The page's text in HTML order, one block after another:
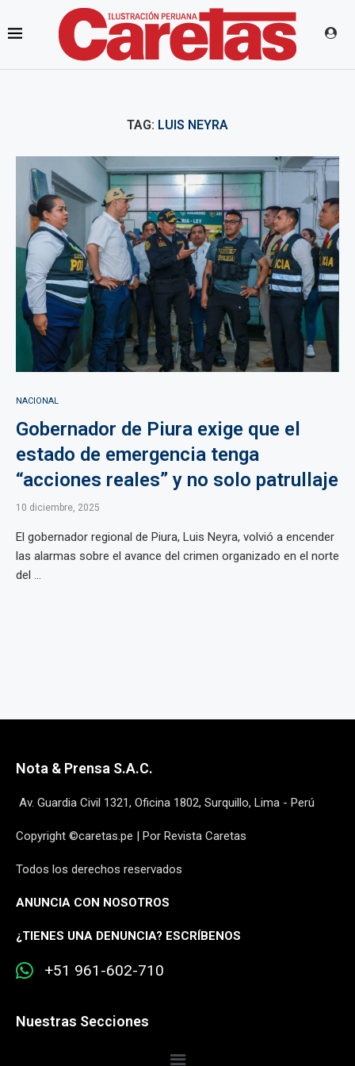
TAG: LUIS NEYRA
NACIONAL
Gobernador de Piura exige que el
estado de emergencia tenga
“acciones reales” y no solo patrullaje
10 diciembre, 2025
El gobernador regional de Piura, Luis Neyra, volvió a encender
las alarmas sobre el avance del crimen organizado en el norte
del ...
Nota & Prensa S.A.C.
Av. Guardia Civil 1321, Oficina 1802, Surquillo, Lima - Perú
Copyright ©caretas.pe | Por Revista Caretas
Todos los derechos reservados
ANUNCIA CON NOSOTROS
¿TIENES UNA DENUNCIA? ESCRÍBENOS
+51 961-602-710
Nuestras Secciones